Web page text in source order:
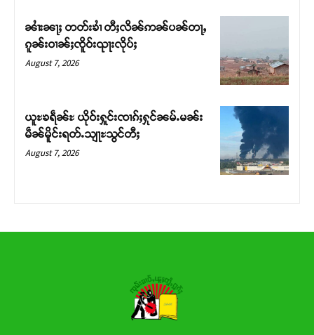
Donate Now
ၼၢႆးၼႃႈ တတ်းၶၢႆ တီႈလိၼ်ဢၼ်ပၼ်တႃႇ
ၵူၼ်းဝၢၼ်ႈၸိူဝ်းၺႃးလိုပ်ႈ
August 7, 2026
ယူႊၶရဵၼ်ႊ ယိုဝ်းႁူင်းၸၢၵ်ႈႁုင်ၼမ်ႉမၼ်း
မဵၼ်မိူင်းရတ်ႉသျႃႊသွင်တီႈ
August 7, 2026